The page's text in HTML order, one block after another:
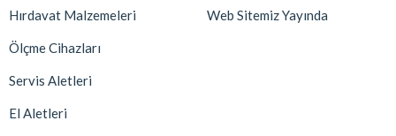
Hırdavat Malzemeleri
Ölçme Cihazları
Servis Aletleri
El Aletleri
Web Sitemiz Yayında